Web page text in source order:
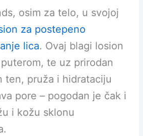
osim za telo, u svojoj
za postepeno
lica. Ovaj blagi losion
te uz prirodan
ten, pruža i hidrataciju
pore – pogodan je čak i
i kožu sklonu